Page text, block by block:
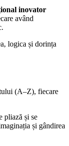
inovator
având
logica și dorința
(A–Z), fiecare
pliază și se
și gândirea